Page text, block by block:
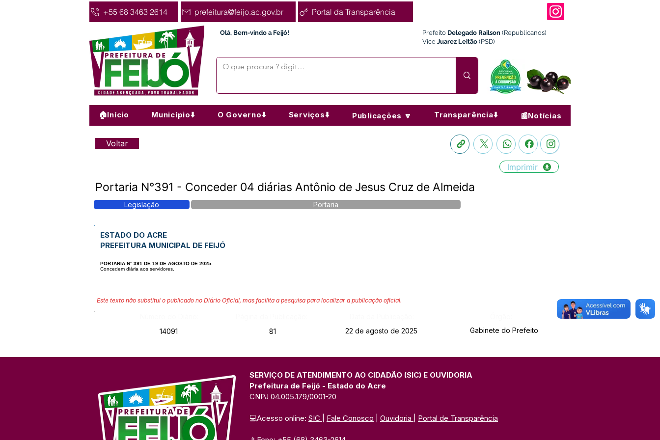
+55 68 3463 2614 prefeitura@feijo.ac.gov.br Portal da Transparência
Olá, Bem-vindo a Feijó! Prefeito Delegado Railson (Republicanos)
Vice Juarez Leitão (PSD)
🏠Início Município⬇️ O Governo⬇️ Serviços⬇️ Publicações 🔽 Transparência⬇️ 📰Notícias
Voltar
Imprimir
Portaria N°391 - Conceder 04 diárias Antônio de Jesus Cruz de Almeida
Legislação Portaria
ESTADO DO ACRE
PREFEITURA MUNICIPAL DE FEIJÓ
PORTARIA N° 391 DE 19 DE AGOSTO DE 2025.
Concedem diária aos servidores.
Este texto não substitui o publicado no Diário Oficial, mas facilita a pesquisa para localizar a publicação oficial.
14091
81 22 de agosto de 2025 Gabinete do Prefeito
SERVIÇO DE ATENDIMENTO AO CIDADÃO (SIC) E OUVIDORIA
Prefeitura de Feijó - Estado do Acre
CNPJ 04.005.179/0001-20
💻Acesso online: SIC Fale Conosco Ouvidoria Portal de Transparência